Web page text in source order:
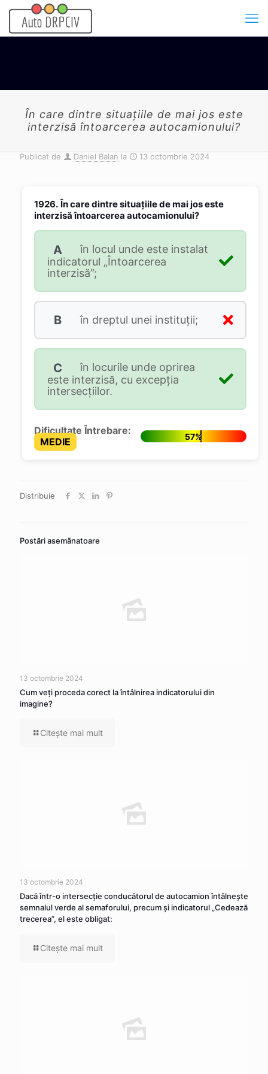
În care dintre situaţiile de mai jos este
interzisă întoarcerea autocamionului?
Publicat de Daniel Balan la 13 octombrie 2024
1926. În care dintre situaţiile de mai jos este
interzisă întoarcerea autocamionului?
A
în locul unde este instalat
indicatorul „Întoarcerea
interzisă”;
B în dreptul unei instituţii;
C
în locurile unde oprirea
este interzisă, cu excepţia
intersecţiilor.
Dificultate Întrebare:
MEDIE
57%
Distribuie
Postări asemănatoare
13 octombrie 2024
Cum veţi proceda corect la întâlnirea indicatorului din
imagine?
Citeşte mai mult
13 octombrie 2024
Dacă într-o intersecţie conducătorul de autocamion întâlneşte
semnalul verde al semaforului, precum şi indicatorul „Cedează
trecerea”, el este obligat:
Citeşte mai mult